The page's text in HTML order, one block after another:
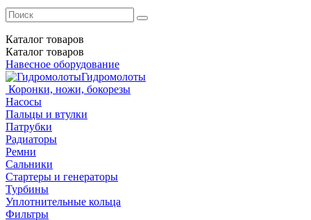
Каталог товаров
Каталог товаров
Навесное оборудование
Гидромолоты
Коронки, ножи, бокорезы
Насосы
Пальцы и втулки
Патрубки
Радиаторы
Ремни
Сальники
Стартеры и генераторы
Турбины
Уплотнительные кольца
Фильтры